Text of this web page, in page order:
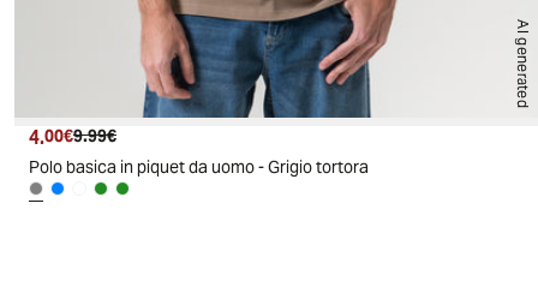
AI generated
Prezzo attuale
4.00€ Prezzo originale
9.99€
Polo basica in piquet da uomo - Grigio tortora